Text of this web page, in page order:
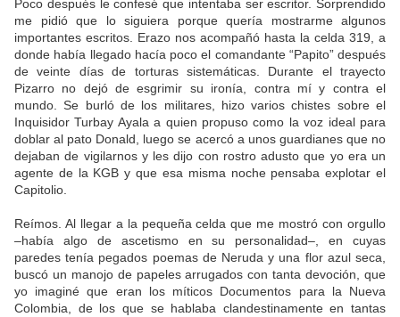
Poco después le confesé que intentaba ser escritor. Sorprendido
me pidió que lo siguiera porque quería mostrarme algunos
importantes escritos. Erazo nos acompañó hasta la celda 319, a
donde había llegado hacía poco el comandante “Papito” después
de veinte días de torturas sistemáticas. Durante el trayecto
Pizarro no dejó de esgrimir su ironía, contra mí y contra el
mundo. Se burló de los militares, hizo varios chistes sobre el
Inquisidor Turbay Ayala a quien propuso como la voz ideal para
doblar al pato Donald, luego se acercó a unos guardianes que no
dejaban de vigilarnos y les dijo con rostro adusto que yo era un
agente de la KGB y que esa misma noche pensaba explotar el
Capitolio.
Reímos. Al llegar a la pequeña celda que me mostró con orgullo
–había algo de ascetismo en su personalidad–, en cuyas
paredes tenía pegados poemas de Neruda y una flor azul seca,
buscó un manojo de papeles arrugados con tanta devoción, que
yo imaginé que eran los míticos Documentos para la Nueva
Colombia, de los que se hablaba clandestinamente en tantas